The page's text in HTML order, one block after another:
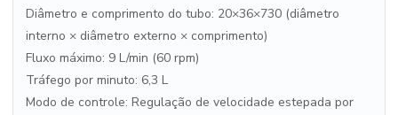
Diâmetro e comprimento do tubo: 20×36×730 (diâmetro
interno × diâmetro externo × comprimento)
Fluxo máximo: 9 L/min (60 rpm)
Tráfego por minuto: 6,3 L
Modo de controle: Regulação de velocidade estepada por